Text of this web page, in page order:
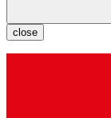
close